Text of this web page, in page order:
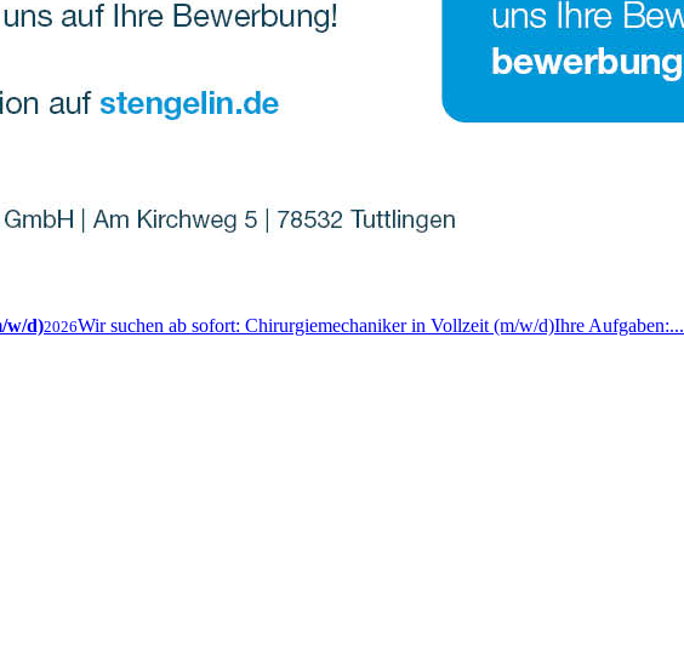
w/d)2026Wir suchen ab sofort: Chirurgiemechaniker in Vollzeit (m/w/d)Ihre Aufgaben:...